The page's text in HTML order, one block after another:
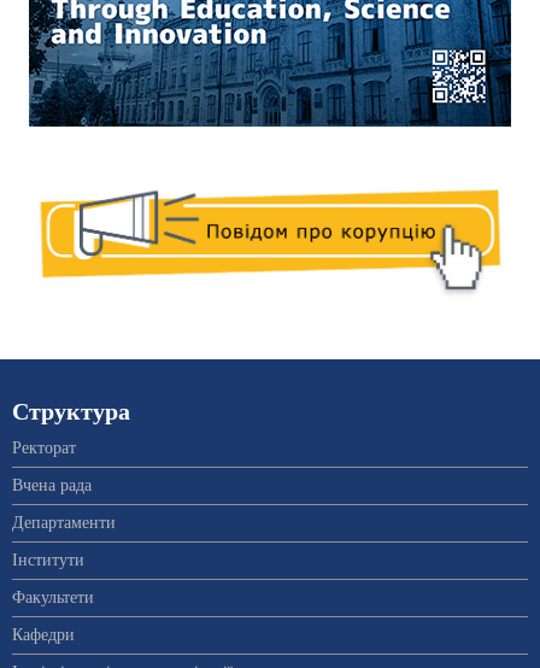
Структура
Ректорат
Вчена рада
Департаменти
Інститути
Факультети
Кафедри